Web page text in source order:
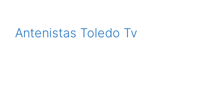
Antenistas Toledo Tv